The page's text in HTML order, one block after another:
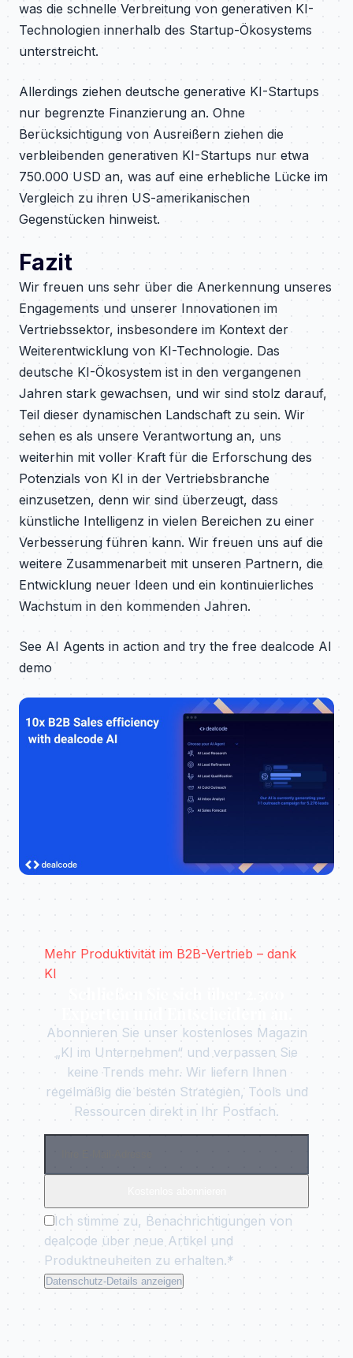
was die schnelle Verbreitung von generativen KI-
Technologien innerhalb des Startup-Ökosystems
unterstreicht.
Allerdings ziehen deutsche generative KI-Startups
nur begrenzte Finanzierung an. Ohne
Berücksichtigung von Ausreißern ziehen die
verbleibenden generativen KI-Startups nur etwa
750.000 USD an, was auf eine erhebliche Lücke im
Vergleich zu ihren US-amerikanischen
Gegenstücken hinweist.
Fazit
Wir freuen uns sehr über die Anerkennung unseres
Engagements und unserer Innovationen im
Vertriebssektor, insbesondere im Kontext der
Weiterentwicklung von KI-Technologie. Das
deutsche KI-Ökosystem ist in den vergangenen
Jahren stark gewachsen, und wir sind stolz darauf,
Teil dieser dynamischen Landschaft zu sein. Wir
sehen es als unsere Verantwortung an, uns
weiterhin mit voller Kraft für die Erforschung des
Potenzials von KI in der Vertriebsbranche
einzusetzen, denn wir sind überzeugt, dass
künstliche Intelligenz in vielen Bereichen zu einer
Verbesserung führen kann. Wir freuen uns auf die
weitere Zusammenarbeit mit unseren Partnern, die
Entwicklung neuer Ideen und ein kontinuierliches
Wachstum in den kommenden Jahren.
See AI Agents in action and try the free dealcode AI
demo
Mehr Produktivität im B2B-Vertrieb – dank
KI
Schließen Sie sich über 2.500
Experten und Entscheidern an.
Abonnieren Sie unser kostenloses Magazin
„KI im Unternehmen“ und verpassen Sie
keine Trends mehr. Wir liefern Ihnen
regelmäßig die besten Strategien, Tools und
Ressourcen direkt in Ihr Postfach.
Ich stimme zu, Benachrichtigungen von
dealcode über neue Artikel und
Produktneuheiten zu erhalten.*
Datenschutz-Details anzeigen